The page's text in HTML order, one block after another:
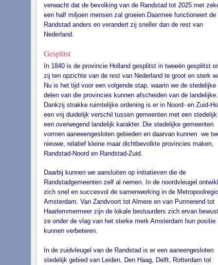
verwacht dat de bevolking van de Randstad tot 2025 met
een half miljoen mensen zal groeien.Daarmee functioneert de
Randstad anders en verandert zij sneller dan de rest van
Nederland.
Gesplitst
In 1840 is de provincie Holland gesplitst in tweeën gesplitst
zij ten opzichte van de rest van Nederland te groot en sterk
Nu is het tijd voor een volgende stap, waarin we de stedelijke
delen van die provincies kunnen afscheiden van de landelijke.
Dankzij strakke ruimtelijke ordening is er in Noord- en Zuid-
een vrij duidelijk verschil tussen gemeenten met een stedelijk
een overwegend landelijk karakter. Die stedelijke gemeenten
vormen aaneeengesloten gebieden en daarvan kunnen we
nieuwe, relatief kleine maar dichtbevolkte provincies maken,
Randstad-Noord en Randstad-Zuid.
Daarbij kunnen we aansluiten op initiatieven die de
Randstadgemeenten zelf al nemen. In de noordvleugel
zich snel en succesvol de samenwerking in de Metropoolregio
Amsterdam. Van Zandvoort tot Almere en van Purmerend tot
Haarlemmermeer zijn de lokale bestuurders zich ervan
ze onder de vlag van het sterke merk Amsterdam hun positie
kunnen verbeteren.
In de zuidvleugel van de Randstad is er een aaneengesloten
stedelijk gebied van Leiden, Den Haag, Delft, Rotterdam tot